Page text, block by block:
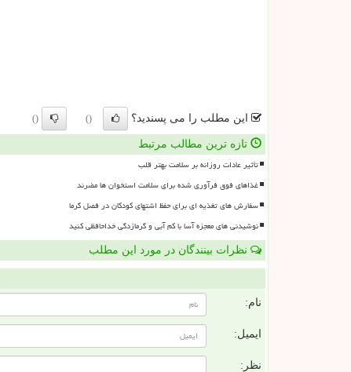
این مطلب را می پسندید؟ ()
()
تازه ترین مطالب مرتبط
تأثیر عادات روزانه بر سلامت بهتر قلب
غذاهای فوق فرآوری شده برای سلامت استخوان ها مضرند
سفارش های تغذیه ای برای حفظ اشتهای کودکان در فصل گرما
نوشیدنی های معجزه آسا با کم آبی و گرمازدگی خداحافظی کنید
نظرات بینندگان در مورد این مطلب
نام:
ایمیل:
نظر: